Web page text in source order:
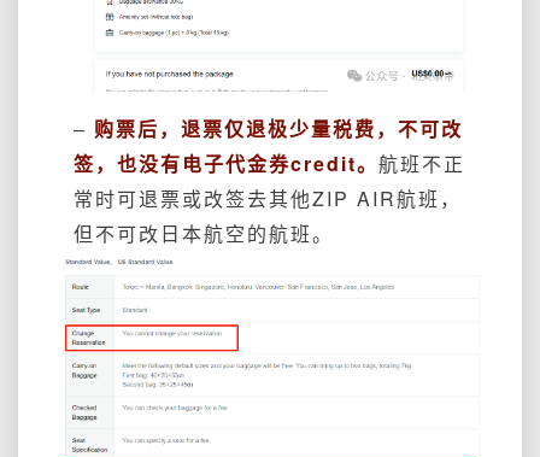
– 购票后，退票仅退极少量税费，不可改
签，也没有电子代金券credit。 航班不正
常时可退票或改签去其他ZIP AIR航班，
但不可改日本航空的航班。